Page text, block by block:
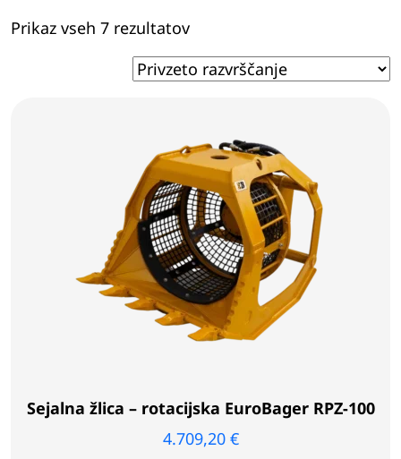
Prikaz vseh 7 rezultatov
Sejalna žlica – rotacijska EuroBager RPZ-100
4.709,20 €